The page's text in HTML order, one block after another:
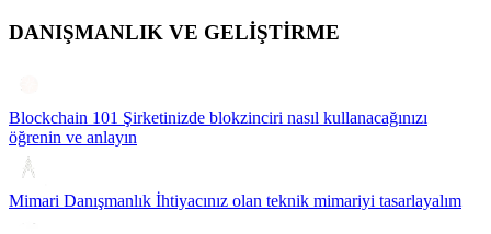
DANIŞMANLIK VE GELİŞTİRME
Blockchain 101 Şirketinizde blokzinciri nasıl kullanacağınızı
öğrenin ve anlayın
Mimari Danışmanlık İhtiyacınız olan teknik mimariyi tasarlayalım